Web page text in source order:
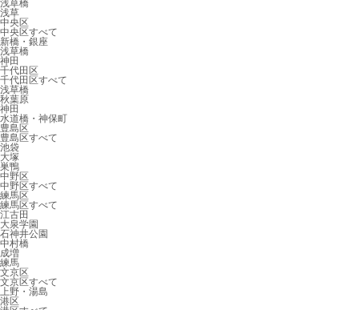
浅草橋
浅草
中央区
中央区すべて
新橋・銀座
浅草橋
神田
千代田区
千代田区すべて
浅草橋
秋葉原
神田
水道橋・神保町
豊島区
豊島区すべて
池袋
大塚
巣鴨
中野区
中野区すべて
練馬区
練馬区すべて
江古田
大泉学園
石神井公園
中村橋
成増
練馬
文京区
文京区すべて
上野・湯島
港区